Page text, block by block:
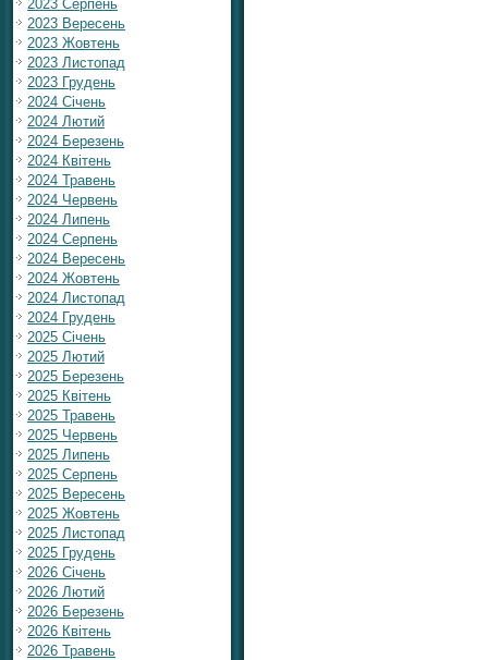
2023 Серпень
2023 Вересень
2023 Жовтень
2023 Листопад
2023 Грудень
2024 Січень
2024 Лютий
2024 Березень
2024 Квітень
2024 Травень
2024 Червень
2024 Липень
2024 Серпень
2024 Вересень
2024 Жовтень
2024 Листопад
2024 Грудень
2025 Січень
2025 Лютий
2025 Березень
2025 Квітень
2025 Травень
2025 Червень
2025 Липень
2025 Серпень
2025 Вересень
2025 Жовтень
2025 Листопад
2025 Грудень
2026 Січень
2026 Лютий
2026 Березень
2026 Квітень
2026 Травень